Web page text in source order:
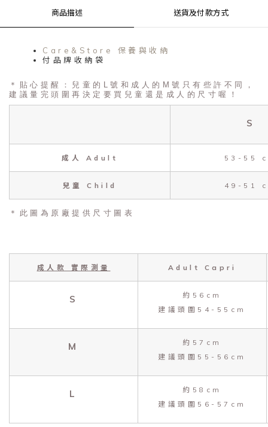
商品描述 送貨及付款方式
Care&Store 保養與收納
付品牌收納袋
＊貼心提醒：兒童的L號和成人的M號只有些許不同，
建議量完頭圍再決定要買兒童還是成人的尺寸喔！
S
成人 Adult 53-55
兒童 Child 49-51
＊此圖為原廠提供尺寸圖表
成人款 實際測量 Adult Capri
S
約56cm
建議頭圍54-55cm
M
約57cm
建議頭圍55-56cm
L
約58cm
建議頭圍56-57cm